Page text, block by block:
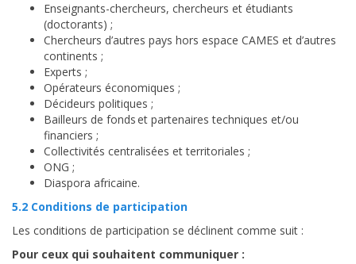
Enseignants-chercheurs, chercheurs et étudiants
(doctorants) ;
Chercheurs d’autres pays hors espace CAMES et d’autres
continents ;
Experts ;
Opérateurs économiques ;
Décideurs politiques ;
Bailleurs de fonds et partenaires techniques et/ou
financiers ;
Collectivités centralisées et territoriales ;
ONG ;
Diaspora africaine.
5.2 Conditions de participation
Les conditions de participation se déclinent comme suit :
Pour ceux qui souhaitent communiquer :